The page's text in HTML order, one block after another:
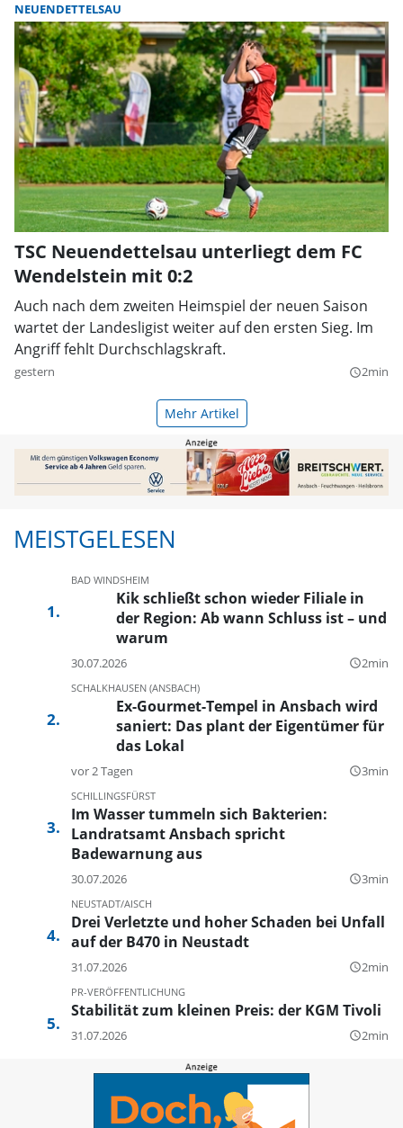
NEUENDETTELSAU
TSC Neuendettelsau unterliegt dem FC
Wendelstein mit 0:2
Auch nach dem zweiten Heimspiel der neuen Saison
wartet der Landesligist weiter auf den ersten Sieg. Im
Angriff fehlt Durchschlagskraft.
gestern query_builder2min
Mehr Artikel
MEISTGELESEN
BAD WINDSHEIM
Kik schließt schon wieder Filiale in
der Region: Ab wann Schluss ist – und
warum
30.07.2026 query_builder2min
SCHALKHAUSEN (ANSBACH)
Ex-Gourmet-Tempel in Ansbach wird
saniert: Das plant der Eigentümer für
das Lokal
vor 2 Tagen query_builder3min
SCHILLINGSFÜRST
Im Wasser tummeln sich Bakterien:
Landratsamt Ansbach spricht
Badewarnung aus
30.07.2026 query_builder3min
NEUSTADT/AISCH
Drei Verletzte und hoher Schaden bei Unfall
auf der B470 in Neustadt
31.07.2026 query_builder2min
PR-VERÖFFENTLICHUNG
Stabilität zum kleinen Preis: der KGM Tivoli
31.07.2026 query_builder2min